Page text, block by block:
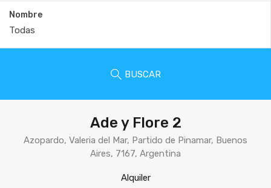
Nombre
BUSCAR
Ade y Flore 2
Azopardo, Valeria del Mar, Partido de Pinamar, Buenos
Aires, 7167, Argentina
Alquiler